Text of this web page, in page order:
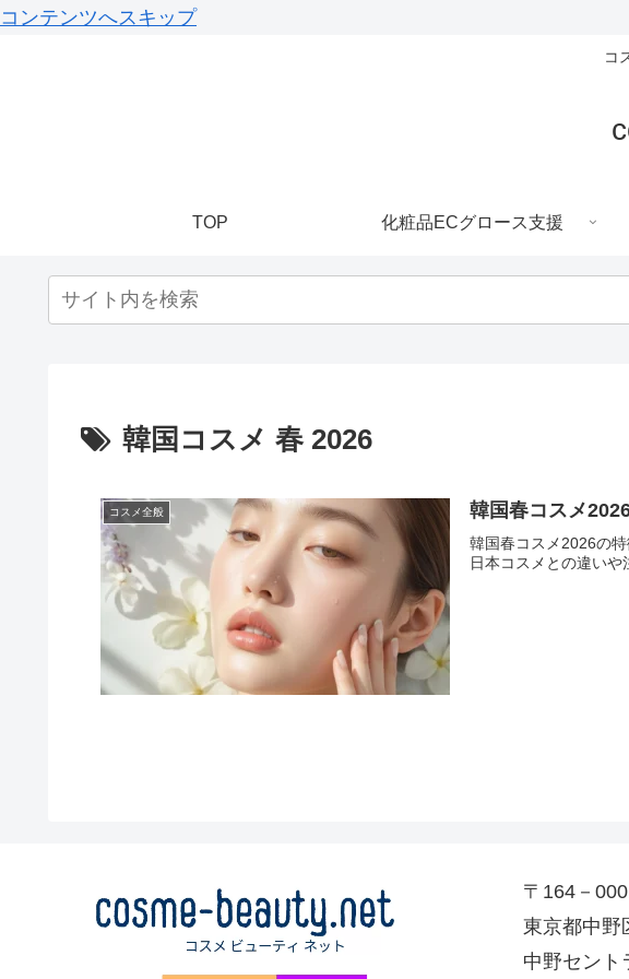
コンテンツへスキップ
コ
TOP 化粧品ECグロース支援
韓国コスメ 春 2026
コスメ全般 韓国春コスメ
韓国春コスメ2026の
日本コスメとの違いや
〒164－
東京都中野
中野セント